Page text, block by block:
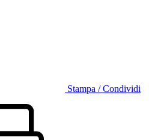
Stampa / Condividi